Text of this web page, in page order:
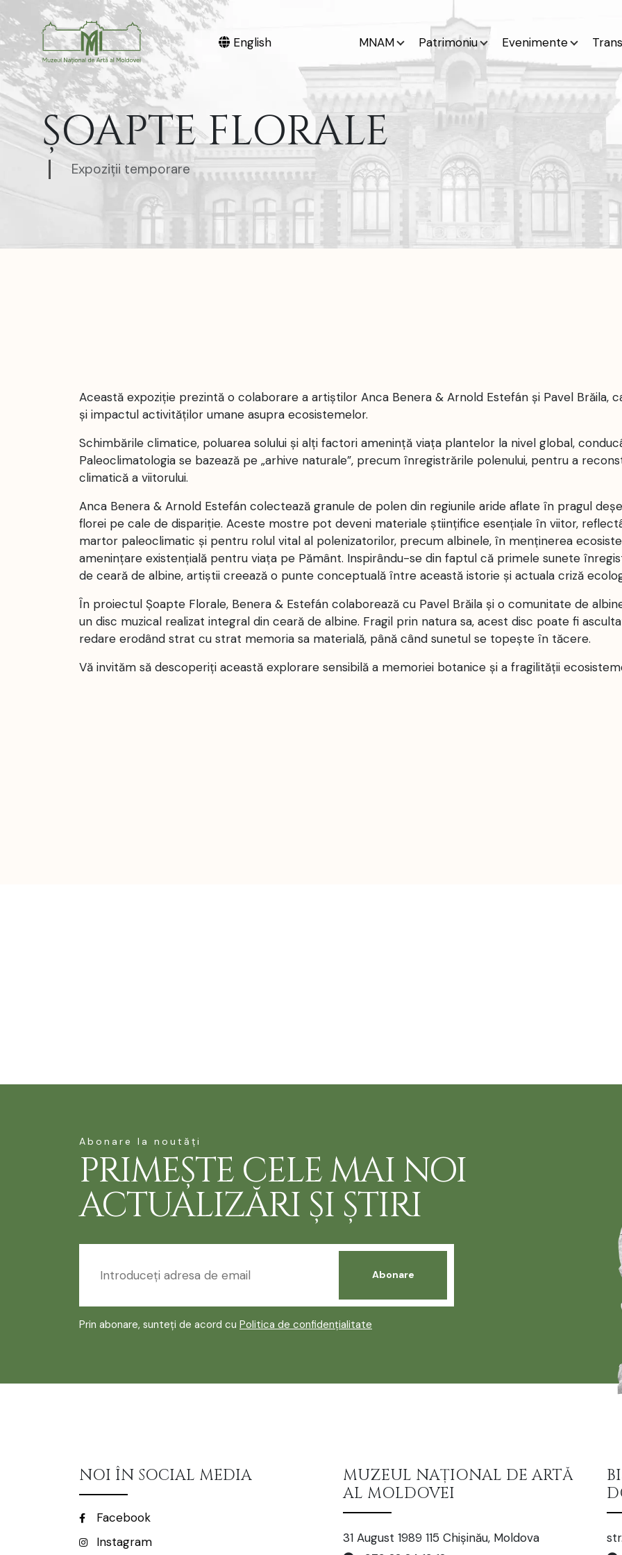
English MNAM Patrimoniu Evenimente
ȘOAPTE FLORALE
Expoziții temporare
Această expoziție prezintă o colaborare a artiștilor Anca Benera & Arnold Estefán și Pavel Brăila,
și impactul activităților umane asupra ecosistemelor.
Schimbările climatice, poluarea solului și alți factori amenință viața plantelor la nivel global,
Paleoclimatologia se bazează pe „arhive naturale”, precum înregistrările polenului, pentru a
climatică a viitorului.
Anca Benera & Arnold Estefán colectează granule de polen din regiunile aride aflate în pragul
florei pe cale de dispariție. Aceste mostre pot deveni materiale științifice esențiale în viitor,
martor paleoclimatic și pentru rolul vital al polenizatorilor, precum albinele, în menținerea
amenințare existențială pentru viața pe Pământ. Inspirându-se din faptul că primele sunete
de ceară de albine, artiștii creează o punte conceptuală între această istorie și actuala criză
În proiectul Șoapte Florale, Benera & Estefán colaborează cu Pavel Brăila și o comunitate de
un disc muzical realizat integral din ceară de albine. Fragil prin natura sa, acest disc poate fi
redare erodând strat cu strat memoria sa materială, până când sunetul se topește în tăcere.
Vă invităm să descoperiți această explorare sensibilă a memoriei botanice și a fragilității
Abonare la noutăți
PRIMEȘTE CELE MAI NOI
ACTUALIZĂRI ȘI ȘTIRI
Prin abonare, sunteți de acord cu Politica de confidențialitate
NOI ÎN SOCIAL MEDIA
Facebook
Instagram
MUZEUL NAȚIONAL DE ARTĂ
AL MOLDOVEI
31 August 1989 115 Chișinău, Moldova